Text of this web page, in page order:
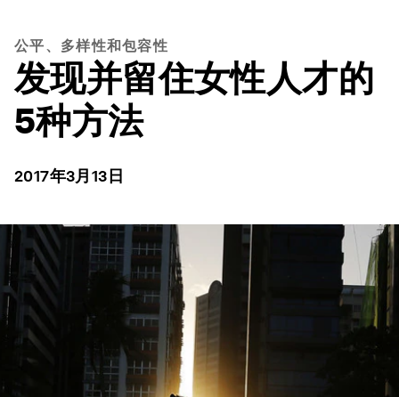
公平、多样性和包容性
发现并留住女性人才的
5种方法
2017年3月13日